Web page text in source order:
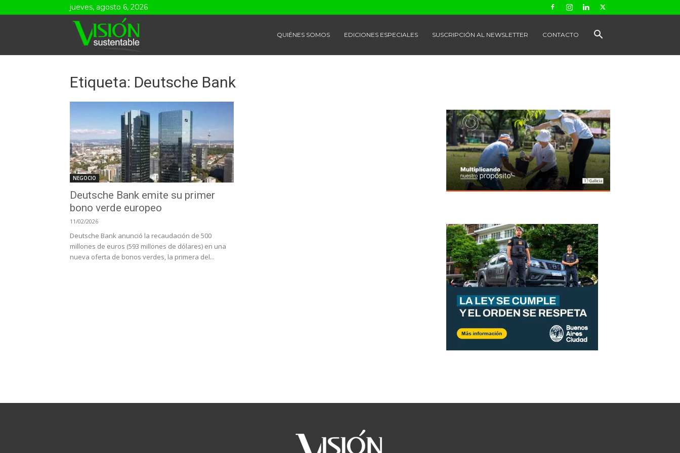
jueves, agosto 6, 2026
Sustentable
QUIÉNES SOMOS EDICIONES ESPECIALES SUSCRIPCIÓN AL NEWSLETTER CONTACTO
Etiqueta: Deutsche Bank
NEGOCIO
Deutsche Bank emite su primer
bono verde europeo
11/02/2026
Deutsche Bank anunció la recaudación de 500
millones de euros (593 millones de dólares) en una
nueva oferta de bonos verdes, la primera del...